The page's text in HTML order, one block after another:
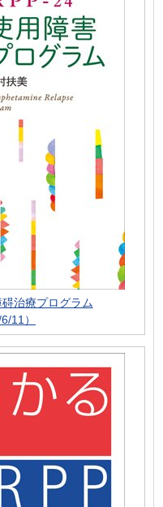
治療プログラム
11）